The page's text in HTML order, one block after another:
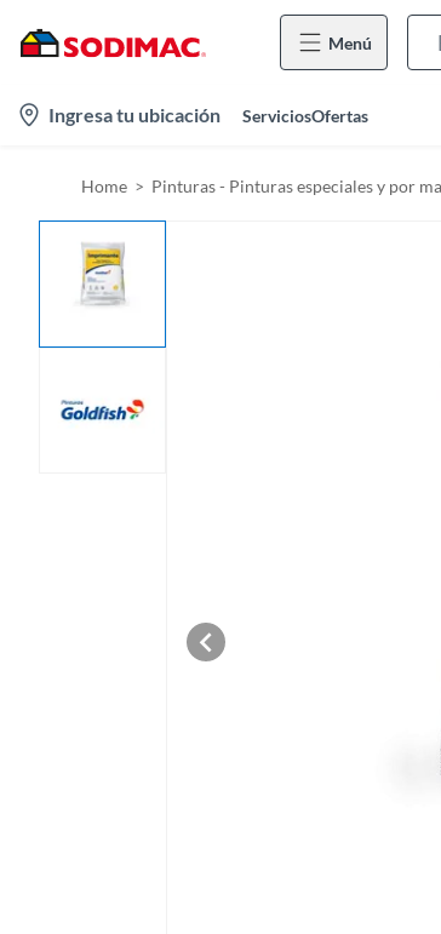
Menú
Ingresa tu ubicación ServiciosOfertas
Home Pinturas - Pinturas especiales y por